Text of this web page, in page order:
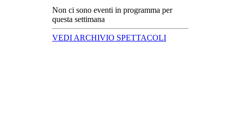
Non ci sono eventi in programma per
questa settimana
VEDI ARCHIVIO SPETTACOLI